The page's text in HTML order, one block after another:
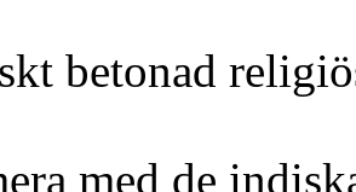
betonad
med de